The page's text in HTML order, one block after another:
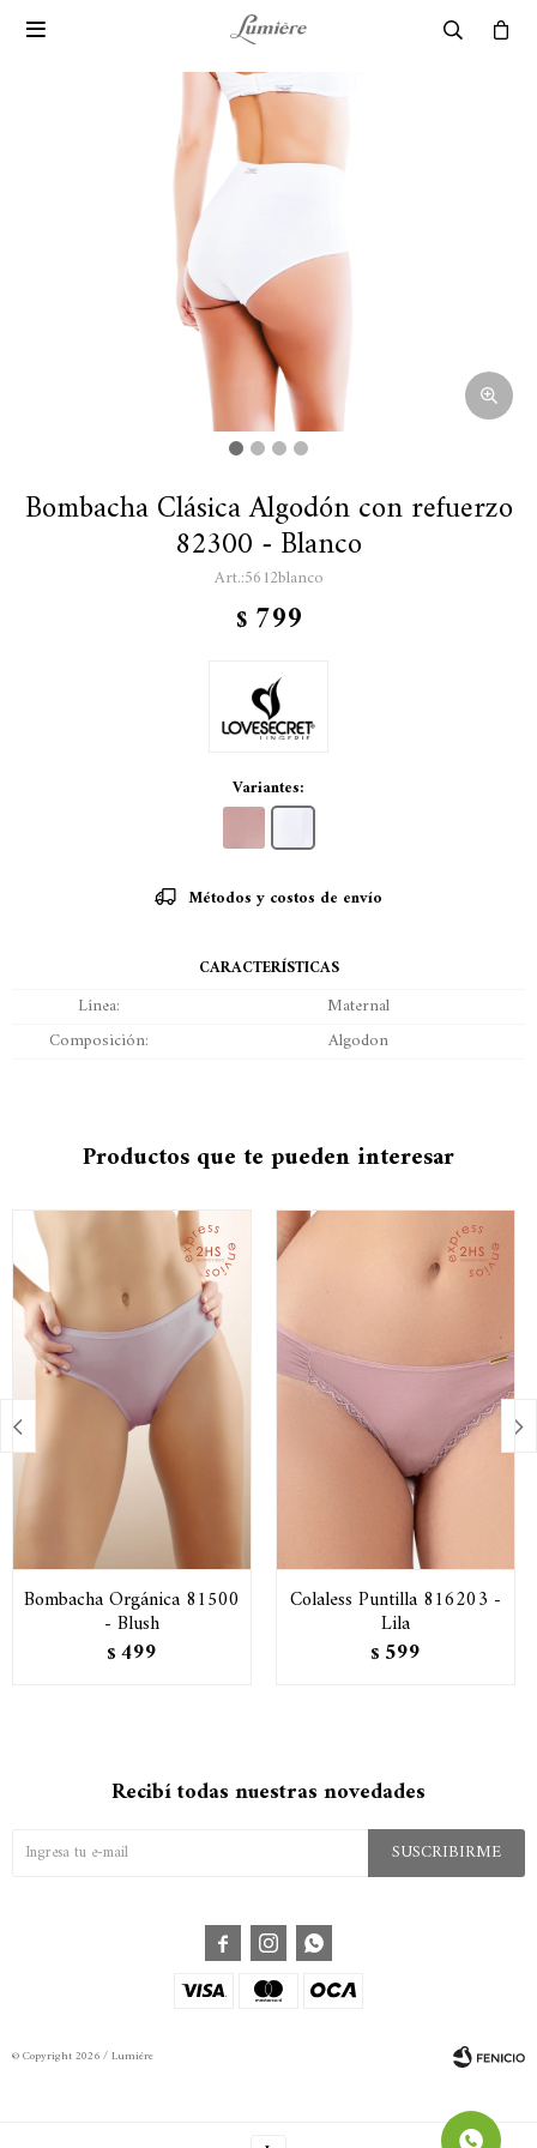

Bombacha Clásica Algodón con refuerzo
82300 - Blanco
5612blanco
$ 799
Variantes:
Métodos y costos de envío
CARACTERÍSTICAS
Línea
Maternal
Composición
Algodon
Productos que te pueden interesar
Bombacha Orgánica 81500
- Blush
$ 499
Colaless Puntilla 816203 -
Lila
$ 599
 
Recibí todas nuestras novedades
SUSCRIBIRME
  
© Copyright 2026 / Lumiére